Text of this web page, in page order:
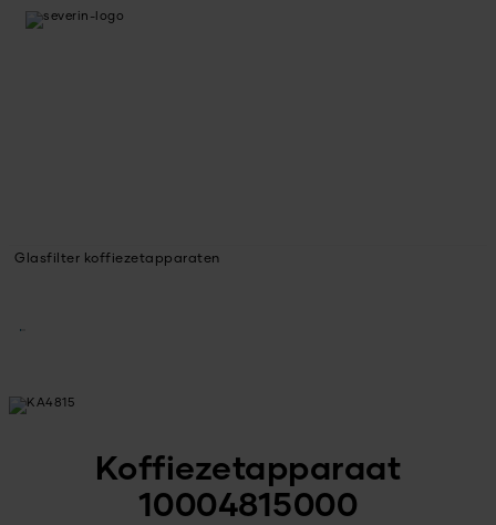
Glasfilter koffiezetapparaten
Koffiezetapparaat
10004815000